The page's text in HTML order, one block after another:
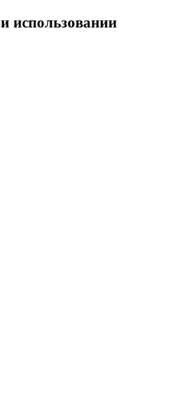
использовании